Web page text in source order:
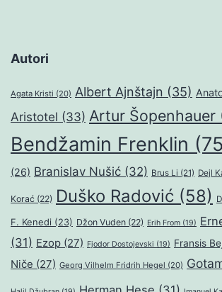
Autori
Agata Kristi (20) Albert Ajnštajn (35)
Aristotel (33) Artur Šopenhauer
Bendžamin Frenklin
(26) Branislav Nušić (32) Brus Li (21) Dejl
Korać (22) Duško Radović (58)
F. Kenedi (23) Džon Vuden (22) Erih From (19)
(31) Ezop (27) Fjodor Dostojevski (19) Fransis
Niče (27) Georg Vilhelm Fridrih Hegel (20)